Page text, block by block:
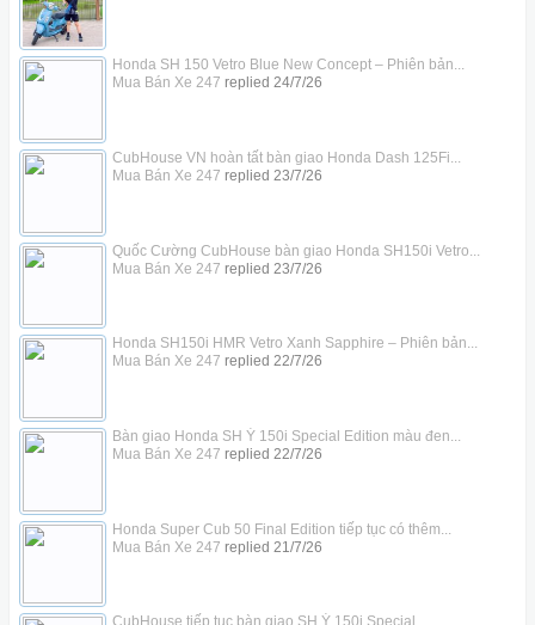
Honda SH 150 Vetro Blue New Concept – Phiên bản...
Mua Bán Xe 247 replied 24/7/26
CubHouse VN hoàn tất bàn giao Honda Dash 125Fi...
Mua Bán Xe 247 replied 23/7/26
Quốc Cường CubHouse bàn giao Honda SH150i Vetro...
Mua Bán Xe 247 replied 23/7/26
Honda SH150i HMR Vetro Xanh Sapphire – Phiên bản...
Mua Bán Xe 247 replied 22/7/26
Bàn giao Honda SH Ý 150i Special Edition màu đen...
Mua Bán Xe 247 replied 22/7/26
Honda Super Cub 50 Final Edition tiếp tục có thêm...
Mua Bán Xe 247 replied 21/7/26